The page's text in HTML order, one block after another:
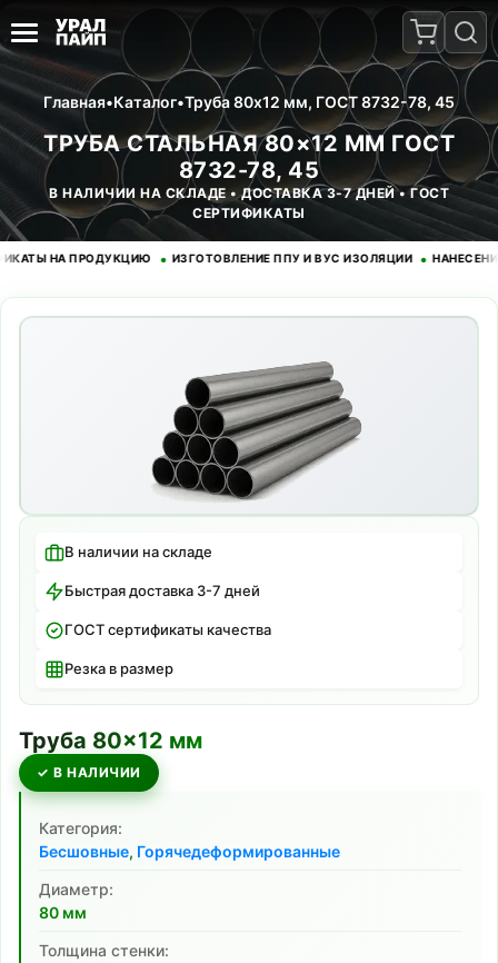
Главная•Каталог•Труба 80x12 мм, ГОСТ 8732-78, 45
ТРУБА СТАЛЬНАЯ 80×12 ММ ГОСТ
8732-78, 45
В НАЛИЧИИ НА СКЛАДЕ • ДОСТАВКА 3-7 ДНЕЙ • ГОСТ
СЕРТИФИКАТЫ
НА ПРОДУКЦИЮ • ИЗГОТОВЛЕНИЕ ППУ И ВУС ИЗОЛЯЦИИ • НАНЕСЕНИЕ
В наличии на складе
Быстрая доставка 3-7 дней
ГОСТ сертификаты качества
Резка в размер
Труба 80×12 мм
✓ В НАЛИЧИИ
Категория:
Бесшовные, Горячедеформированные
Диаметр:
80 мм
Толщина стенки: